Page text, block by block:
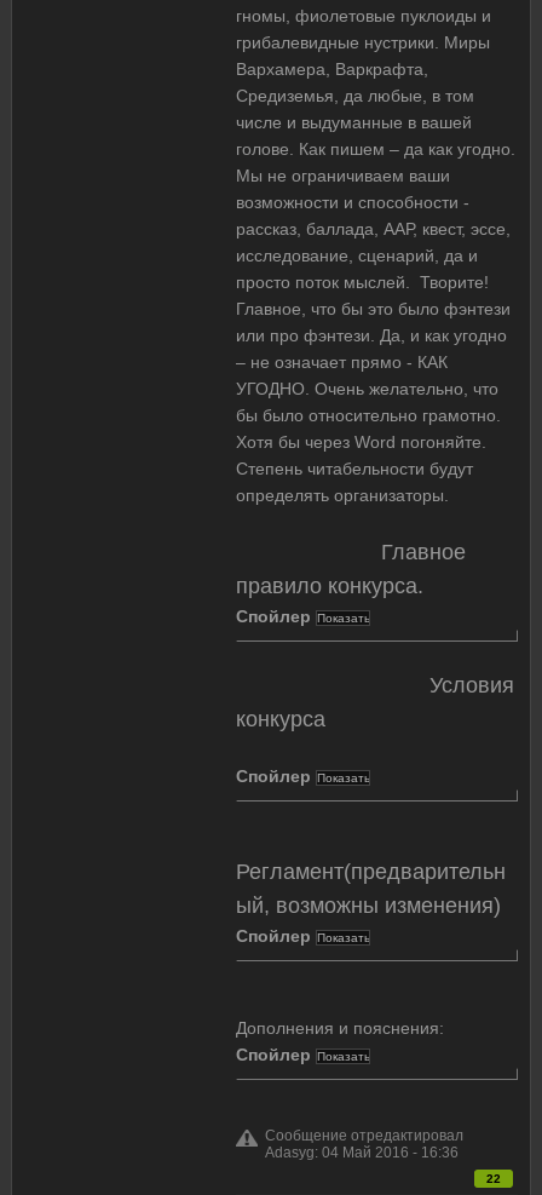
гномы, фиолетовые пуклоиды и
грибалевидные нустрики. Миры
Вархамера, Варкрафта,
Средиземья, да любые, в том
числе и выдуманные в вашей
голове. Как пишем – да как угодно.
Мы не ограничиваем ваши
возможности и способности -
рассказ, баллада, ААР, квест, эссе,
исследование, сценарий, да и
просто поток мыслей. Творите!
Главное, что бы это было фэнтези
или про фэнтези. Да, и как угодно
– не означает прямо - КАК
УГОДНО. Очень желательно, что
бы было относительно грамотно.
Хотя бы через Word погоняйте.
Степень читабельности будут
определять организаторы.
Главное
правило конкурса.
Спойлер
Условия
конкурса
Спойлер
Регламент(предварительн
ый, возможны изменения)
Спойлер
Дополнения и пояснения:
Спойлер
Сообщение отредактировал
Adasyg: 04 Май 2016 - 16:36
22